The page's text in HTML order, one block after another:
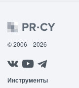
© 2006—2026
Инструменты